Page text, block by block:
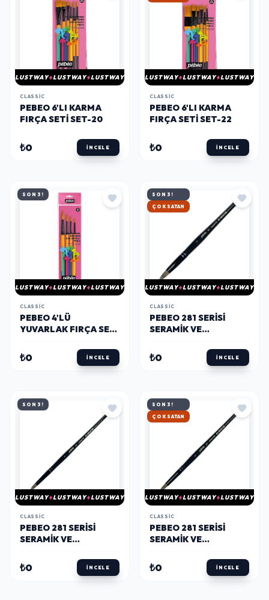
LUSTWAY LUSTWAY LUSTWAY
CLASSIC
PEBEO 6'LI KARMA
FIRÇA SETI SET-20
₺0 İNCELE
LUSTWAY LUSTWAY LUSTWAY
CLASSIC
PEBEO 6'LI KARMA
FIRÇA SETI SET-22
₺0 İNCELE
SON 3!
LUSTWAY LUSTWAY LUSTWAY
CLASSIC
PEBEO 4'LÜ
YUVARLAK FIRÇA SETI
₺0 İNCELE
SON 3!
HIZLI KARGO
LUSTWAY LUSTWAY LUSTWAY
CLASSIC
PEBEO 281 SERISI
SERAMIK VE
NO:5
₺0 İNCELE
SON 3!
LUSTWAY LUSTWAY LUSTWAY
CLASSIC
PEBEO 281 SERISI
SERAMIK VE
NO:3
₺0 İNCELE
SON 3!
HIZLI KARGO
LUSTWAY LUSTWAY LUSTWAY
CLASSIC
PEBEO 281 SERISI
SERAMIK VE
NO:4
₺0 İNCELE